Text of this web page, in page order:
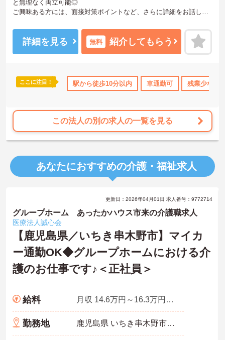
と無理なく両立可能◎
ご興味ある方には、面接対策ポイントなど、さらに詳細をお話しい
詳細を見る 無料 紹介してもらう
ここに注目！ 駅から徒歩10分以内 車通勤可 残業少なめ
この法人の別の求人の一覧を見る
あなたにおすすめの介護・福祉求人
更新日：2026年04月01日 求人番号：9772714
グループホーム あったかハウス市来の介護職求人
医療法人誠心会
【鹿児島県／いちき串木野市】マイカ
ー通勤OK◆グループホームにおける介
護のお仕事です♪＜正社員＞
給料 月収 14.6万円～16.3万円程度
勤務地 鹿児島県 いちき串木野市 大里3261-1